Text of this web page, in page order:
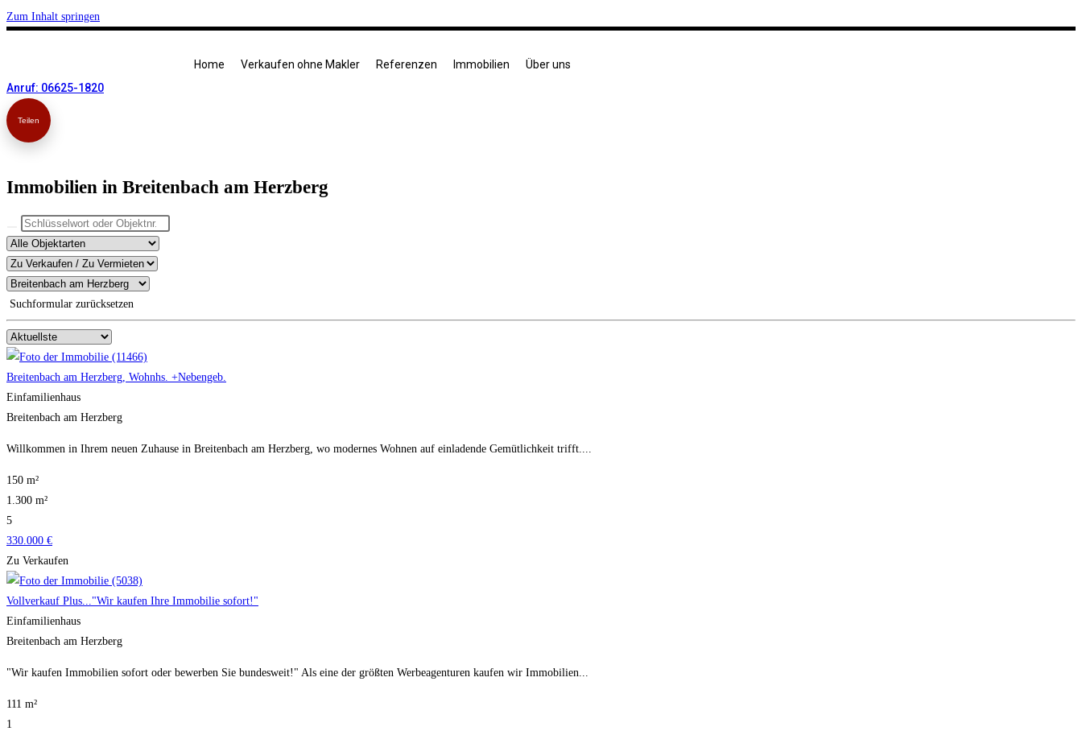
Zum Inhalt springen
Home Verkaufen ohne Makler Referenzen Immobilien
Über uns
Anruf: 06625-1820
Teilen
Immobilien in Breitenbach am Herzberg
Suchformular zurücksetzen
Breitenbach am Herzberg, Wohnhs. +Nebengeb.
Einfamilienhaus
Breitenbach am Herzberg
Willkommen in Ihrem neuen Zuhause in Breitenbach am Herzberg, wo modernes Wohnen auf einladende Gemütlichkeit trifft....
150 m²
1.300 m²
5
330.000 €
Zu Verkaufen
Vollverkauf Plus..."Wir kaufen Ihre Immobilie sofort!"
Einfamilienhaus
Breitenbach am Herzberg
"Wir kaufen Immobilien sofort oder bewerben Sie bundesweit!" Als eine der größten Werbeagenturen kaufen wir Immobilien...
111 m²
1